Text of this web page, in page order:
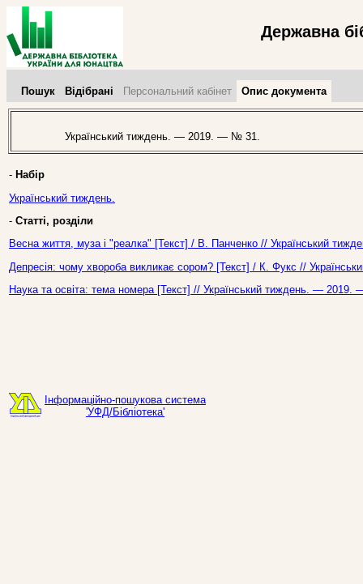
Державна
Пошук Відібрані Персональний кабінет Опис документа
Український тиждень. — 2019. — № 31.
- Набір
Український тиждень.
- Статті, розділи
Весна життя, муза і "реалка" [Текст] / В. Панченко // Український
Депресія: чому хвороба викликає сором? [Текст] / К. Фукс //
Наука та освіта: тема номера [Текст] // Український тиждень. —
Інформаційно-пошукова система
'УФД/Бібліотека'